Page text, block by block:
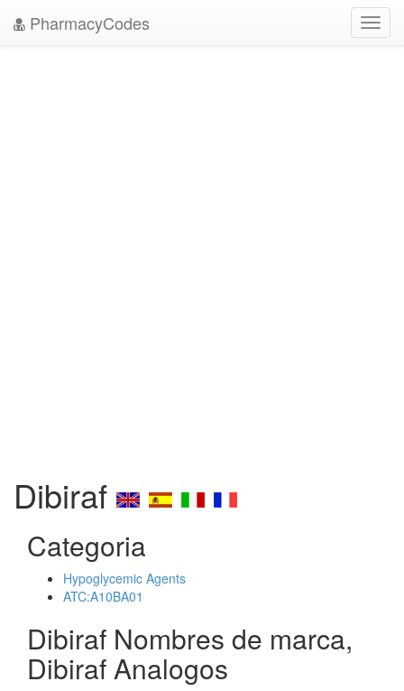
PharmacyCodes
Dibiraf
Categoria
Hypoglycemic Agents
ATC:A10BA01
Dibiraf Nombres de marca,
Dibiraf Analogos